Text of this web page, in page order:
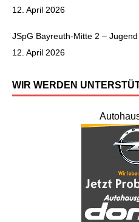
12. April 2026
JSpG Bayreuth-Mitte 2 – Jugend
12. April 2026
WIR WERDEN